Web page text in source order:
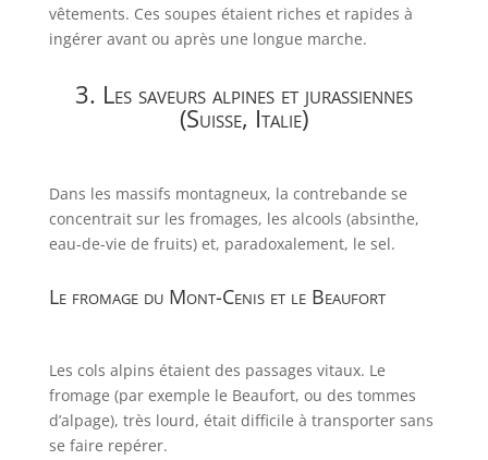
vêtements. Ces soupes étaient riches et rapides à
ingérer avant ou après une longue marche.
3. Les saveurs alpines et jurassiennes
(Suisse, Italie)
Dans les massifs montagneux, la contrebande se
concentrait sur les fromages, les alcools (absinthe,
eau-de-vie de fruits) et, paradoxalement, le sel.
Le fromage du Mont-Cenis et le Beaufort
Les cols alpins étaient des passages vitaux. Le
fromage (par exemple le Beaufort, ou des tommes
d’alpage), très lourd, était difficile à transporter sans
se faire repérer.